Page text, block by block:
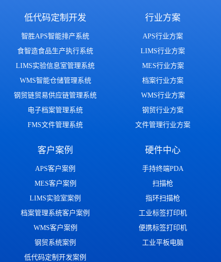
低代码定制开发
智胜APS智能排产系统
食智造食品生产执行系统
LIMS实验信息室管理系统
WMS智能仓储管理系统
钢贸链贸易供应链管理系统
电子档案管理系统
FMS文件管理系统
行业方案
APS行业方案
LIMS行业方案
MES行业方案
档案行业方案
WMS行业方案
钢贸行业方案
文件管理行业方案
客户案例
APS客户案例
MES客户案例
LIMS实验室案例
档案管理系统客户案例
WMS客户案例
钢贸系统案例
低代码定制开发案例
硬件中心
手持终端PDA
扫描枪
指环扫描枪
工业标签打印机
便携标签打印机
工业平板电脑